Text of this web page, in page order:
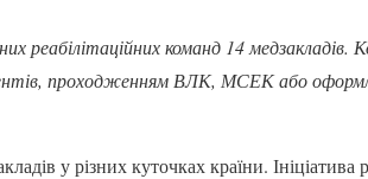
реабілітаційних команд 14
проходженням ВЛК, МСЕК або
у різних куточках країни. Ініціатива